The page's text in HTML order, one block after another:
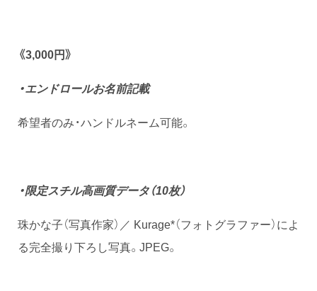
《3,000円》
・エンドロールお名前記載
希望者のみ・ハンドルネーム可能。
・限定スチル高画質データ（10枚）
珠かな子（写真作家）／ Kurage*（フォトグラファー）によ
る完全撮り下ろし写真。JPEG。